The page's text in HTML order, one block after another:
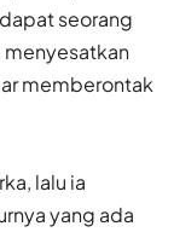
seorang
menyesatkan
memberontak
lalu ia
yang ada